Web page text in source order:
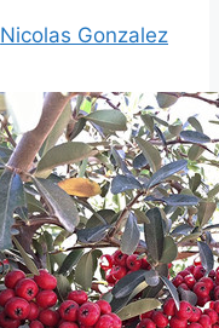
Nicolas Gonzalez